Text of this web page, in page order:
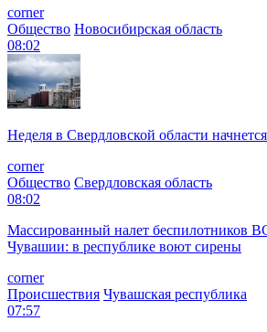
corner
Общество Новосибирская область
08:02
Неделя в Свердловской области
corner
Общество Свердловская область
08:02
Массированный налет беспилотников
Чувашии: в республике воют сирены
corner
Происшествия Чувашская республика
07:57